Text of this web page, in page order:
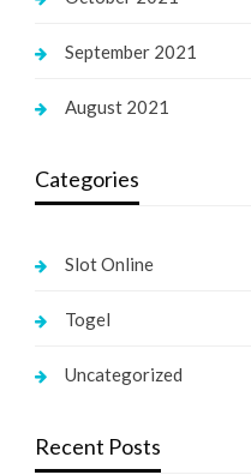
September 2021
August 2021
Categories
Slot Online
Togel
Uncategorized
Recent Posts